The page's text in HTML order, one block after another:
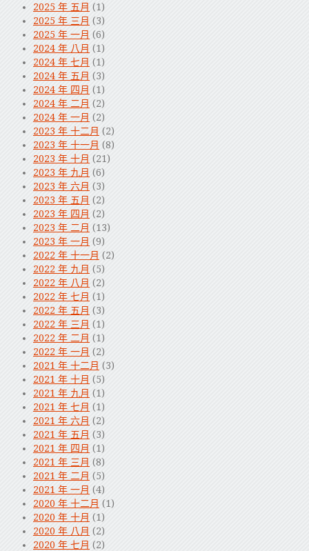
2025 年 五月 (1)
2025 年 三月 (3)
2025 年 一月 (6)
2024 年 八月 (1)
2024 年 七月 (1)
2024 年 五月 (3)
2024 年 四月 (1)
2024 年 二月 (2)
2024 年 一月 (2)
2023 年 十二月 (2)
2023 年 十一月 (8)
2023 年 十月 (21)
2023 年 九月 (6)
2023 年 六月 (3)
2023 年 五月 (2)
2023 年 四月 (2)
2023 年 二月 (13)
2023 年 一月 (9)
2022 年 十一月 (2)
2022 年 九月 (5)
2022 年 八月 (2)
2022 年 七月 (1)
2022 年 五月 (3)
2022 年 三月 (1)
2022 年 二月 (1)
2022 年 一月 (2)
2021 年 十二月 (3)
2021 年 十月 (5)
2021 年 九月 (1)
2021 年 七月 (1)
2021 年 六月 (2)
2021 年 五月 (3)
2021 年 四月 (1)
2021 年 三月 (8)
2021 年 二月 (5)
2021 年 一月 (4)
2020 年 十二月 (1)
2020 年 十月 (1)
2020 年 八月 (2)
2020 年 七月 (2)